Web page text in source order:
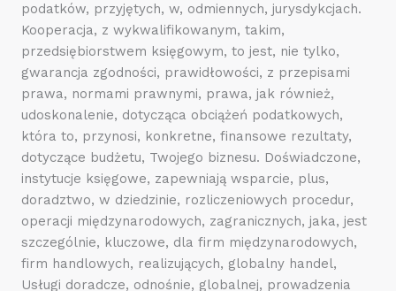
podatków, przyjętych, w, odmiennych, jurysdykcjach.
Kooperacja, z wykwalifikowanym, takim,
przedsiębiorstwem księgowym, to jest, nie tylko,
gwarancja zgodności, prawidłowości, z przepisami
prawa, normami prawnymi, prawa, jak również,
udoskonalenie, dotycząca obciążeń podatkowych,
która to, przynosi, konkretne, finansowe rezultaty,
dotyczące budżetu, Twojego biznesu. Doświadczone,
instytucje księgowe, zapewniają wsparcie, plus,
doradztwo, w dziedzinie, rozliczeniowych procedur,
operacji międzynarodowych, zagranicznych, jaka, jest
szczególnie, kluczowe, dla firm międzynarodowych,
firm handlowych, realizujących, globalny handel,
Usługi doradcze, odnośnie, globalnej, prowadzenia